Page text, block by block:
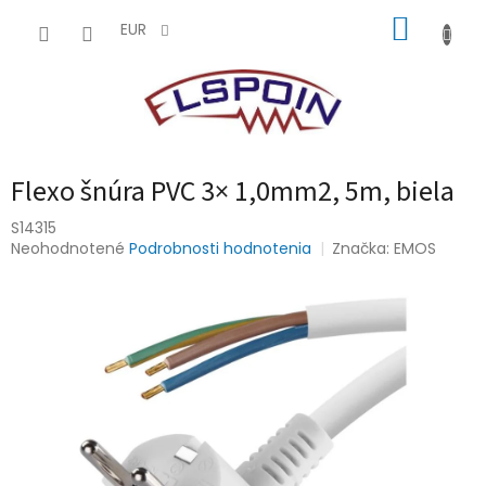
EUR
Flexo šnúra PVC 3× 1,0mm2, 5m, biela
S14315
Priemerné
Neohodnotené Podrobnosti hodnotenia Značka:EMOS